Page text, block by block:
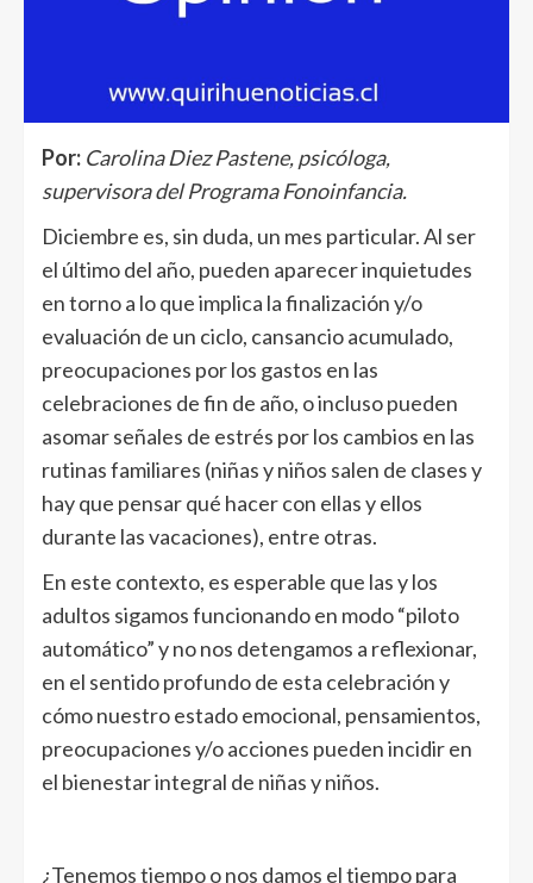
Por: Carolina Diez Pastene, psicóloga,
supervisora del Programa Fonoinfancia.
Diciembre es, sin duda, un mes particular. Al ser
el último del año, pueden aparecer inquietudes
en torno a lo que implica la finalización y/o
evaluación de un ciclo, cansancio acumulado,
preocupaciones por los gastos en las
celebraciones de fin de año, o incluso pueden
asomar señales de estrés por los cambios en las
rutinas familiares (niñas y niños salen de clases y
hay que pensar qué hacer con ellas y ellos
durante las vacaciones), entre otras.
En este contexto, es esperable que las y los
adultos sigamos funcionando en modo “piloto
automático” y no nos detengamos a reflexionar,
en el sentido profundo de esta celebración y
cómo nuestro estado emocional, pensamientos,
preocupaciones y/o acciones pueden incidir en
el bienestar integral de niñas y niños.
¿Tenemos tiempo o nos damos el tiempo para